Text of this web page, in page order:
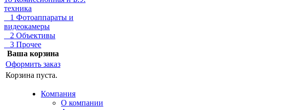
техника
1 Фотоаппараты и
видеокамеры
2 Объективы
3 Прочее
Ваша корзина
Оформить заказ
Корзина пуста.
Компания
О компании